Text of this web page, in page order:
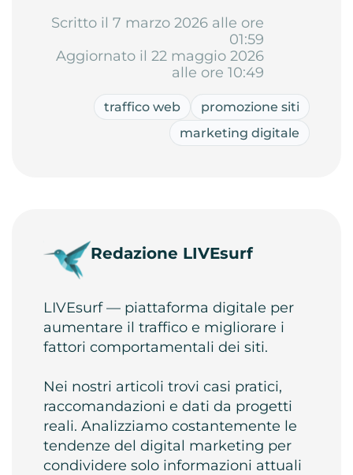
Scritto il 7 marzo 2026 alle ore
01:59
Aggiornato il 22 maggio 2026
alle ore 10:49
traffico web
promozione siti
marketing digitale
Redazione LIVEsurf
LIVEsurf — piattaforma digitale per
aumentare il traffico e migliorare i
fattori comportamentali dei siti.
Nei nostri articoli trovi casi pratici,
raccomandazioni e dati da progetti
reali. Analizziamo costantemente le
tendenze del digital marketing per
condividere solo informazioni attuali